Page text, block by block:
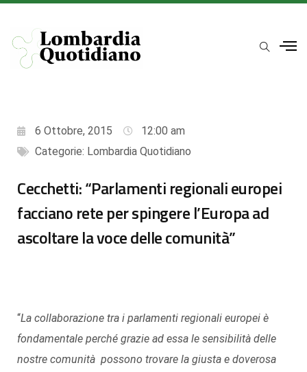
6 Ottobre, 2015
12:00 am
Categorie: Lombardia Quotidiano
Cecchetti: “Parlamenti regionali europei
facciano rete per spingere l’Europa ad
ascoltare la voce delle comunità”
“La collaborazione tra i parlamenti regionali europei è
fondamentale perché grazie ad essa le sensibilità delle
nostre comunità possono trovare la giusta e doverosa